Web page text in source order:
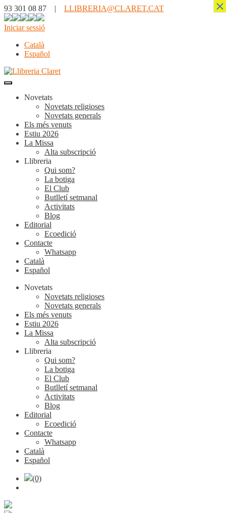
93 301 08 87 | LLIBRERIA@CLARET.CAT
Iniciar sessió
Català
Español
Novetats
Novetats religioses
Novetats generals
Els més venuts
Estiu 2026
La Missa
Alta subscripció
Llibreria
Qui som?
La botiga
El Club
Butlletí setmanal
Activitats
Blog
Editorial
Ecoedició
Contacte
Whatsapp
Català
Español
Novetats
Novetats religioses
Novetats generals
Els més venuts
Estiu 2026
La Missa
Alta subscripció
Llibreria
Qui som?
La botiga
El Club
Butlletí setmanal
Activitats
Blog
Editorial
Ecoedició
Contacte
Whatsapp
Català
Español
(0)
×